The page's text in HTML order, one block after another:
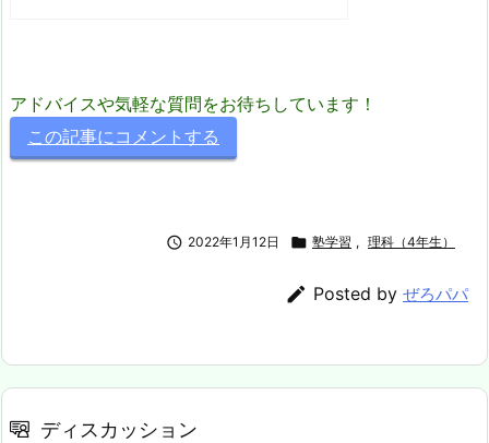
アドバイスや気軽な質問をお待ちしています！
この記事にコメントする
 2022年1月12日  塾学習 , 理科（4年生）
 Posted by ぜろパパ
ディスカッション